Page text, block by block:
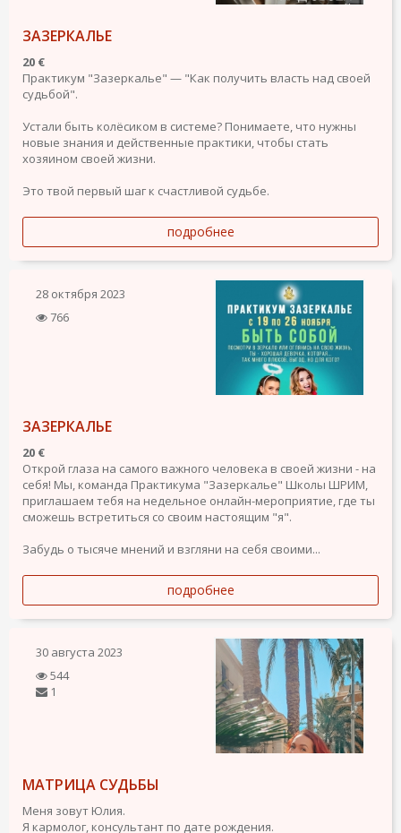
ЗАЗЕРКАЛЬЕ
20 €
Практикум "Зазеркалье" — "Как получить власть над своей
судьбой".
Устали быть колёсиком в системе? Понимаете, что нужны
новые знания и действенные практики, чтобы стать
хозяином своей жизни.
Это твой первый шаг к счастливой судьбе.
подробнее
28 октября 2023
766
ЗАЗЕРКАЛЬЕ
20 €
Открой глаза на самого важного человека в своей жизни - на
себя! Мы, команда Практикума "Зазеркалье" Школы ШРИМ,
приглашаем тебя на недельное онлайн-мероприятие, где ты
сможешь встретиться со своим настоящим "я".
Забудь о тысяче мнений и взгляни на себя своими...
подробнее
30 августа 2023
544
1
МАТРИЦА СУДЬБЫ
Меня зовут Юлия.
Я кармолог, консультант по дате рождения.